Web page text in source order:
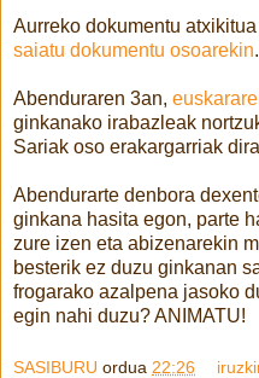
Aurreko dokumentu
saiatu dokumentu osoarekin.
Abenduraren 3an,
ginkanako irabazleak
Sariak oso erakargarriak
Abendurarte denbora
ginkana hasita egon, parte
zure izen eta abizenarekin
besterik ez duzu ginkanan
frogarako azalpena jasoko
egin nahi duzu? ANIMATU!
SASIBURU ordua 22:26